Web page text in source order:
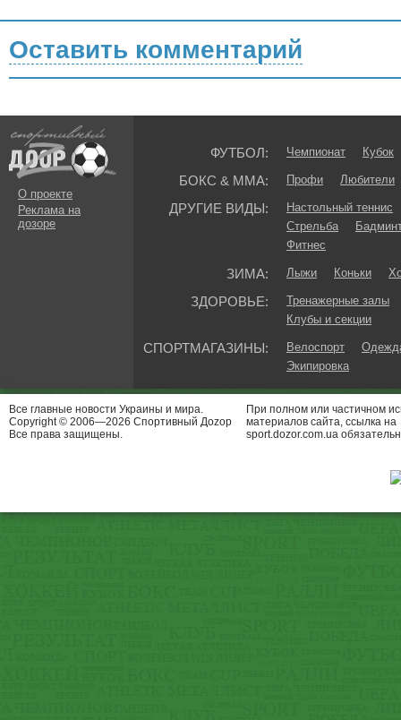
Оставить комментарий
О проекте
Реклама на
дозоре
ФУТБОЛ: Чемпионат Кубок
БОКС & ММА: Профи Любители
ДРУГИЕ ВИДЫ:
Настольный теннис
Стрельба
Фитнес
ЗИМА: Лыжи Коньки
ЗДОРОВЬЕ:
Тренажерные залы
Клубы и секции
СПОРТМАГАЗИНЫ: Велоспорт
Экипировка
Все главные новости Украины и мира.
Copyright © 2006—2026 Спортивный Доzор
Все права защищены.
При полном или частичном
материалов сайта, ссылка на
sport.dozor.com.ua